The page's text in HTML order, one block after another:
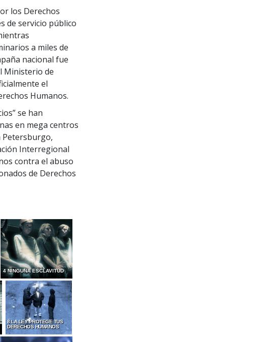
los Derechos
de servicio público
a miles de
nacional fue
Ministerio de
el
Humanos.
se han
en mega centros
Petersburgo,
Interregional
contra el abuso
de Derechos
4 NINGUNA ESCLAVITUD
8 LA LEY PROTEGE TUS
DERECHOS HUMANOS